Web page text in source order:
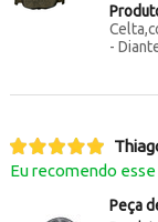
-
Eu recomendo
Peça